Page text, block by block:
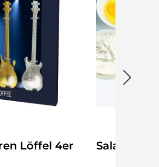
Löffel 4er